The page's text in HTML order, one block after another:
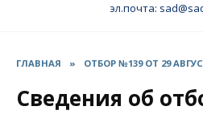
эл.почта:
ГЛАВНАЯ » ОТБОР №139 ОТ 29
Сведения об